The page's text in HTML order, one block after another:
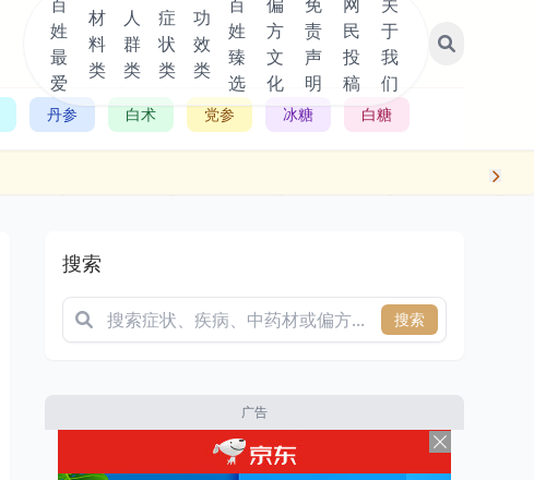
姓
最
爱
材
料
类
人
群
类
症
状
类
功
效
类
姓
臻
选
方
文
化
责
声
明
民
投
稿
于
我
们
丹参 白术 党参 冰糖 白糖
搜索
搜索
广告